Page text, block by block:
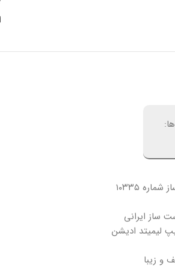
۱۰۳۳۵
ساز ایرانی
لیمیتد ادیشن
و زیبا